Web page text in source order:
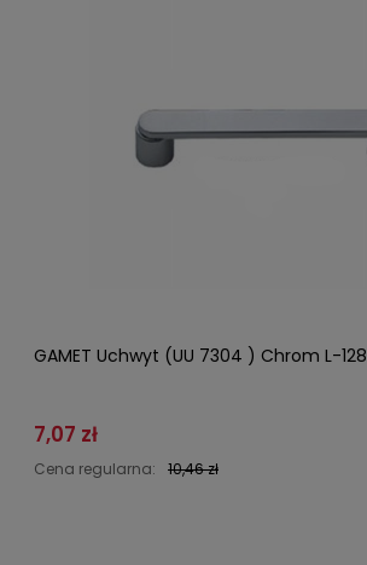
GAMET Uchwyt (UU 7304 ) Chrom L-128
7,07 zł
Cena regularna: 10,46 zł